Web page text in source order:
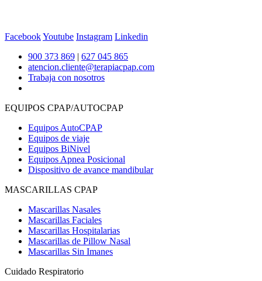
FacebookYoutube Instagram Linkedin
900 373 869 | 627 045 865
atencion.cliente@terapiacpap.com
Trabaja con nosotros
EQUIPOS CPAP/AUTOCPAP
Equipos AutoCPAP
Equipos de viaje
Equipos BiNivel
Equipos Apnea Posicional
Dispositivo de avance mandibular
MASCARILLAS CPAP
Mascarillas Nasales
Mascarillas Faciales
Mascarillas Hospitalarias
Mascarillas de Pillow Nasal
Mascarillas Sin Imanes
Cuidado Respiratorio